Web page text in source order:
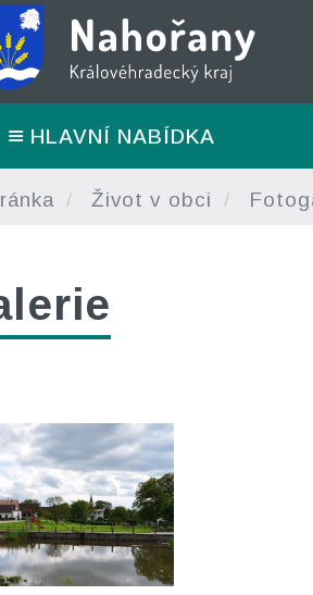
HLAVNÍ NABÍDKA
Život v obci